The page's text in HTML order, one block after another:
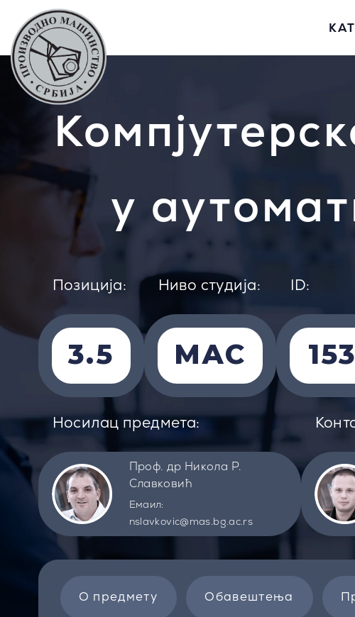
у
Позиција:
3.5
Ниво студија:
MАС
ID:
Носилац предмета:
Проф. др Никола Р.
Славковић
Емаил:
nslavkovic@mas.bg.ac.rs
О предмету Обавештења